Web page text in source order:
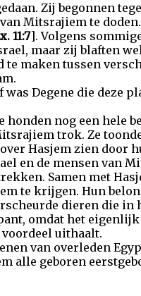
Zij begonnen
Mitsrajiem te
11:7]. Volgens
maar zij blaften
te maken tussen
Degene die deze
honden nog een hele
trok. Ze
Hasjem zien door
en de mensen van
Samen met
te krijgen. Hun
dieren die in
omdat het
voordeel uithaalt.
van overleden
alle geboren